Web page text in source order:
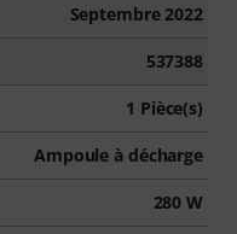
Septembre 2022
537388
1 Pièce(s)
Ampoule à décharge
280 W